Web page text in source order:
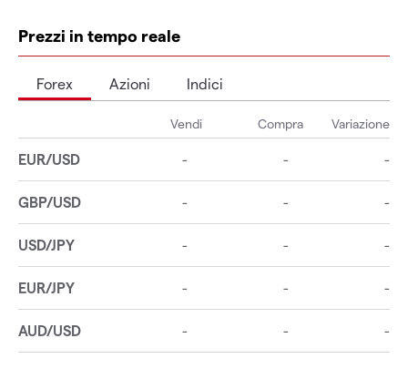
Prezzi in tempo reale
Forex Azioni Indici